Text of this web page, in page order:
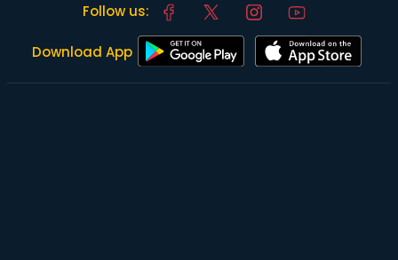
Follow us:
Download App